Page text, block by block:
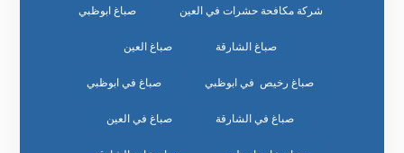
شركة مكافحة حشرات في العين صباغ ابوظبي
صباغ الشارقة صباغ العين
صباغ رخيص في ابوظبي صباغ في ابوظبي
صباغ في الشارقة صباغ في العين